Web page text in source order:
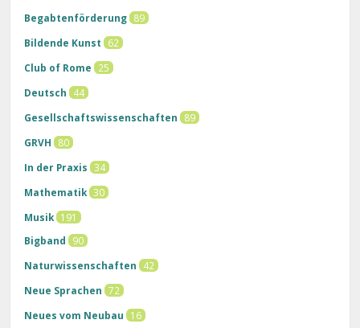
Begabtenförderung 89
Bildende Kunst
62
Club of Rome
25
Deutsch
44
Gesellschaftswissenschaften
89
GRVH
80
In der Praxis
34
Mathematik 30
Musik 191
Bigband
90
Naturwissenschaften
42
Neue Sprachen 72
Neues vom Neubau
16